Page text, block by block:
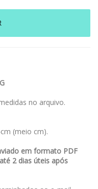
no arquivo.
(meio cm).
em formato PDF
2 dias úteis após